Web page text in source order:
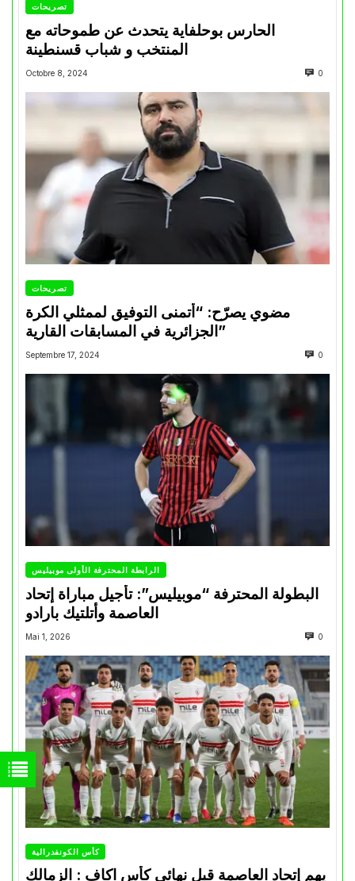
تصريحات
الحارس بوحلفاية يتحدث عن طموحاته مع
المنتخب و شباب قسنطينة
Octobre 8, 2024 0
تصريحات
مضوي يصرّح: “أتمنى التوفيق لممثلي الكرة
الجزائرية في المسابقات القارية”
Septembre 17, 2024 0
الرابطة المحترفة الأولى موبيليس
البطولة المحترفة “موبيليس”: تأجيل مباراة إتحاد
العاصمة وأتلتيك بارادو
Mai 1, 2026 0
كأس الكونفدرالية
يهم إتحاد العاصمة قبل نهائي كأس اكاف : الزمالك